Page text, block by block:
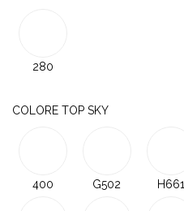
280
COLORE TOP SKY
400 G502 H661